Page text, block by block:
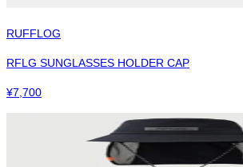
RUFFLOG
RFLG SUNGLASSES HOLDER CAP
¥7,700